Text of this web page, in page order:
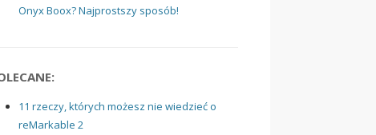
Onyx Boox? Najprostszy sposób!
11 rzeczy, których możesz nie wiedzieć o
reMarkable 2